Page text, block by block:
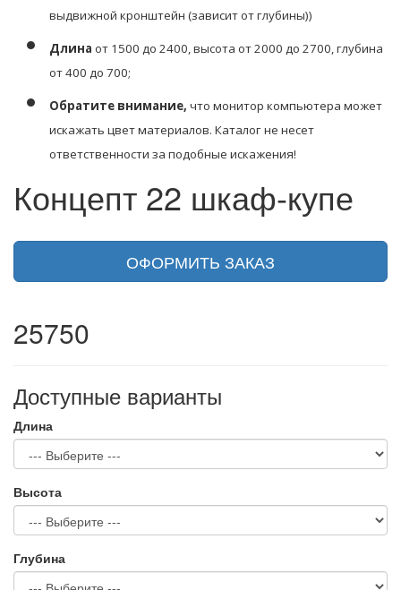
выдвижной кронштейн (зависит от глубины))
Длина от 1500 до 2400, высота от 2000 до 2700, глубина
от 400 до 700;
Обратите внимание, что монитор компьютера может
искажать цвет материалов. Каталог не несет
ответственности за подобные искажения!
Концепт 22 шкаф-купе
ОФОРМИТЬ ЗАКАЗ
25750
Доступные варианты
Длина
Высота
Глубина